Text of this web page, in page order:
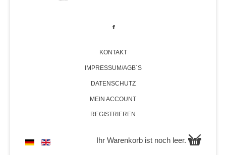
KONTAKT
IMPRESSUM/AGB´S
DATENSCHUTZ
MEIN ACCOUNT
REGISTRIEREN
Ihr Warenkorb ist noch leer.